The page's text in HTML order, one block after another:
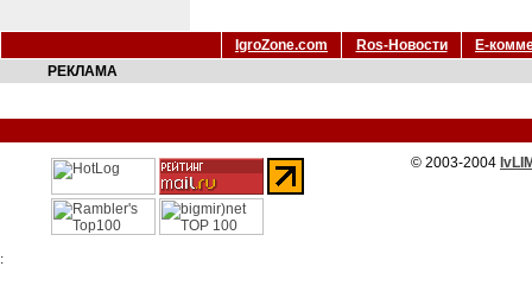
IgroZone.com Ros-Новости
Е-
РЕКЛАМА
© 2003-2004
: